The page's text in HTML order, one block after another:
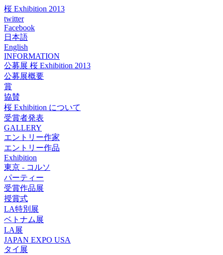
桜 Exhibition 2013
twitter
Facebook
日本語
English
INFORMATION
公募展 桜 Exhibition 2013
公募展概要
賞
協賛
桜 Exhibition について
受賞者発表
GALLERY
エントリー作家
エントリー作品
Exhibition
東京 - コルソ
パーティー
受賞作品展
授賞式
LA特別展
ベトナム展
LA展
JAPAN EXPO USA
タイ展